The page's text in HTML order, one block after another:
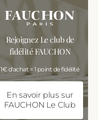
Rejoignez Le club de
fidélité FAUCHON
1€ d'achat = 1 point de fidélité
En savoir plus sur
FAUCHON Le Club